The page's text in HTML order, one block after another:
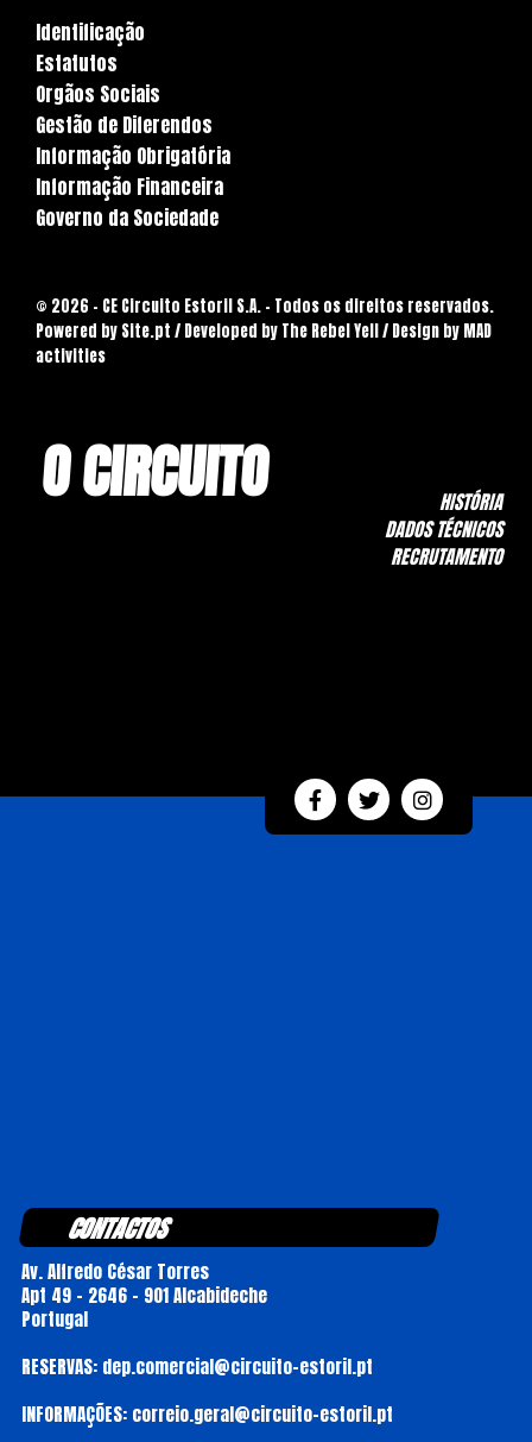
Identificação
Estatutos
Orgãos Sociais
Gestão de Diferendos
Informação Obrigatória
Informação Financeira
Governo da Sociedade
© 2026 - CE Circuito Estoril S.A. - Todos os direitos reservados.
Powered by Site.pt / Developed by The Rebel Yell / Design by MAD
activities
O CIRCUITO
HISTÓRIA
DADOS TÉCNICOS
RECRUTAMENTO
CONTACTOS
Av. Alfredo César Torres
Apt 49 - 2646 - 901 Alcabideche
Portugal
RESERVAS: dep.comercial@circuito-estoril.pt
INFORMAÇÕES: correio.geral@circuito-estoril.pt